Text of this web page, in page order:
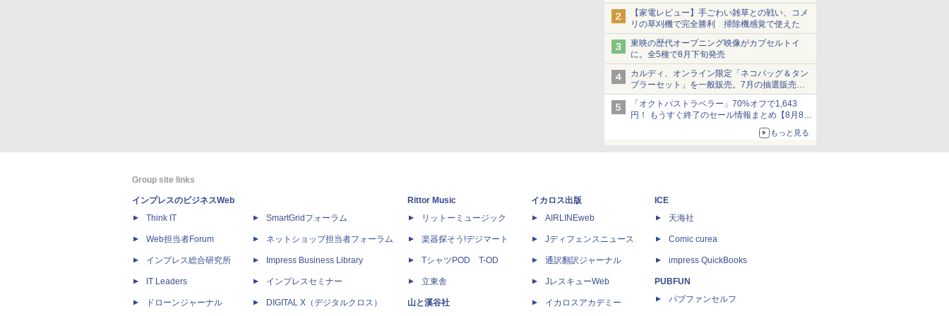
ショーツは1990円に
【家電レビュー】手ごわい雑草との戦い、コメ
リの草刈機で完全勝利 掃除機感覚で使えた
東映の歴代オープニング映像がカプセルトイ
に。全5種で8月下旬発売
カルディ、オンライン限定「ネコバッグ＆タン
ブラーセット」を一般販売。7月の抽選販売の
当選無効分
「オクトパストラベラー」70%オフで1,643
円！ もうすぐ終了のセール情報まとめ【8月8日
ニンテンドーeショップでは「大神 絶景版」が
もっと見る
Group site links
インプレスのビジネスWeb
Think IT
Web担当者Forum
インプレス総合研究所
IT Leaders
ドローンジャーナル
SmartGridフォーラム
ネットショップ担当者フォーラム
Impress Business Library
インプレスセミナー
DIGITAL X（デジタルクロス）
Rittor Music
リットーミュージック
楽器探そう!デジマート
TシャツPOD T-OD
立東舎
山と溪谷社
イカロス出版
AIRLINEweb
Jディフェンスニュース
通訳翻訳ジャーナル
JレスキューWeb
イカロスアカデミー
ICE
天海社
Comic curea
impress QuickBooks
PUBFUN
パブファンセルフ